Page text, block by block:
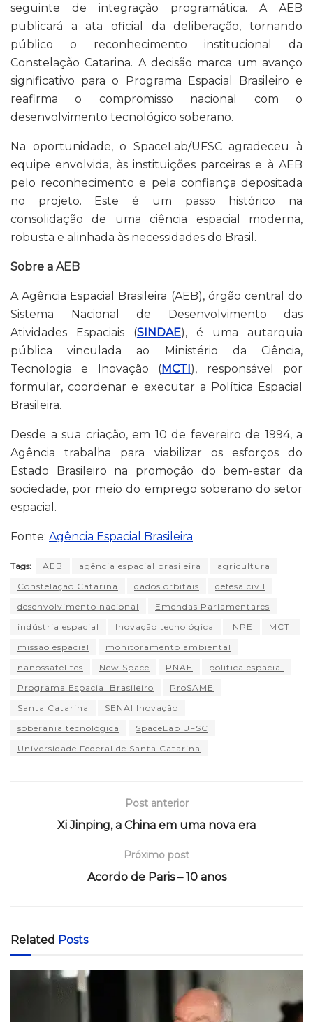
seguinte de integração programática. A AEB
publicará a ata oficial da deliberação, tornando
público o reconhecimento institucional da
Constelação Catarina. A decisão marca um avanço
significativo para o Programa Espacial Brasileiro e
reafirma o compromisso nacional com o
desenvolvimento tecnológico soberano.
Na oportunidade, o SpaceLab/UFSC agradeceu à
equipe envolvida, às instituições parceiras e à AEB
pelo reconhecimento e pela confiança depositada
no projeto. Este é um passo histórico na
consolidação de uma ciência espacial moderna,
robusta e alinhada às necessidades do Brasil.
Sobre a AEB
A Agência Espacial Brasileira (AEB), órgão central do
Sistema Nacional de Desenvolvimento das
Atividades Espaciais (SINDAE), é uma autarquia
pública vinculada ao Ministério da Ciência,
Tecnologia e Inovação (MCTI), responsável por
formular, coordenar e executar a Política Espacial
Brasileira.
Desde a sua criação, em 10 de fevereiro de 1994, a
Agência trabalha para viabilizar os esforços do
Estado Brasileiro na promoção do bem-estar da
sociedade, por meio do emprego soberano do setor
espacial.
Fonte: Agência Espacial Brasileira
Tags: AEB agência espacial brasileira
agricultura
Constelação Catarina
dados orbitais
defesa civil
desenvolvimento nacional
Emendas Parlamentares
indústria espacial
Inovação tecnológica INPE
MCTI
missão espacial
monitoramento ambiental
nanossatélites
New Space PNAE
política espacial
Programa Espacial Brasileiro
ProSAME
Santa Catarina
SENAI Inovação
soberania tecnológica
SpaceLab UFSC
Universidade Federal de Santa Catarina
Post anterior
Xi Jinping, a China em uma nova era
Próximo post
Acordo de Paris – 10 anos
Related Posts